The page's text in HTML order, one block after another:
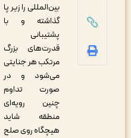
بین‌المللی را زیر پا
گذاشته و با
پشتیبانی
قدرت‌های بزرگ
مرتکب هر جنایتی
می‌شود و در
صورت تداوم
چنین رویه‌ای
منطقه شاید
هیچگاه روی صلح